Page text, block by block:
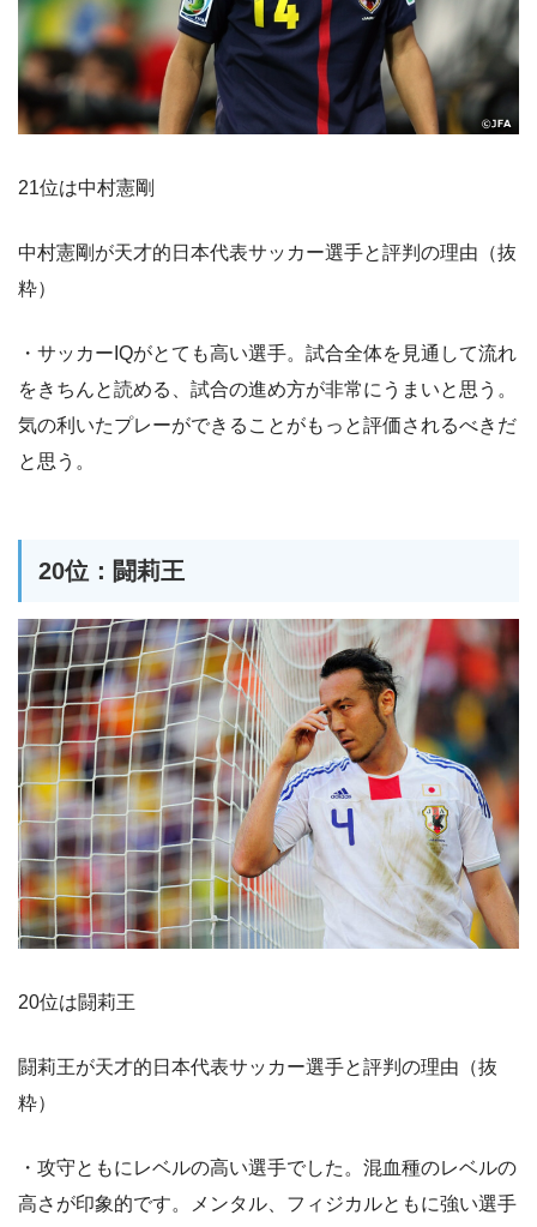
21位は中村憲剛
中村憲剛が天才的日本代表サッカー選手と評判の理由（抜
粋）
・サッカーIQがとても高い選手。試合全体を見通して流れ
をきちんと読める、試合の進め方が非常にうまいと思う。
気の利いたプレーができることがもっと評価されるべきだ
と思う。
20位：闘莉王
20位は闘莉王
闘莉王が天才的日本代表サッカー選手と評判の理由（抜
粋）
・攻守ともにレベルの高い選手でした。混血種のレベルの
高さが印象的です。メンタル、フィジカルともに強い選手